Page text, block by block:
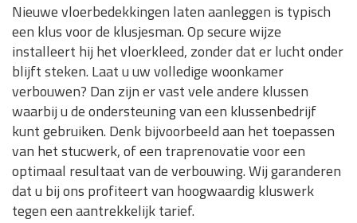
Nieuwe vloerbedekkingen laten aanleggen is typisch
een klus voor de klusjesman. Op secure wijze
installeert hij het vloerkleed, zonder dat er lucht onder
blijft steken. Laat u uw volledige woonkamer
verbouwen? Dan zijn er vast vele andere klussen
waarbij u de ondersteuning van een klussenbedrijf
kunt gebruiken. Denk bijvoorbeeld aan het toepassen
van het stucwerk, of een traprenovatie voor een
optimaal resultaat van de verbouwing. Wij garanderen
dat u bij ons profiteert van hoogwaardig kluswerk
tegen een aantrekkelijk tarief.